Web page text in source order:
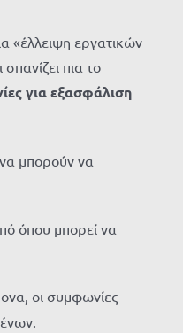
«έλλειψη εργατικών
πια το
για εξασφάλιση
μπορούν να
όπου μπορεί να
οι συμφωνίες